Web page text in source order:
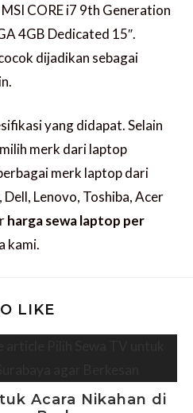
CORE i7 9th Generation
4GB Dedicated 15″.
dijadikan sebagai
yang didapat. Selain
merk dari laptop
merk laptop dari
, Dell, Lenovo, Toshiba, Acer
harga sewa laptop per
kami.
LIKE
Acara Nikahan di